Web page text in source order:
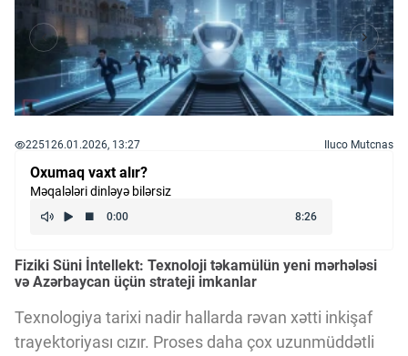
İnnovasiya və Startaplar
Robot və Cihazlar
Kriptovalyuta
İSTIFADƏ ŞƏRTLƏRİ
2251 26.01.2026, 13:27 Iluco Mutcnas
Oxumaq vaxt alır?
Məqalələri dinləyə bilərsiz
Fiziki Süni İntellekt: Texnoloji təkamülün yeni mərhələsi
və Azərbaycan üçün strateji imkanlar
Texnologiya tarixi nadir hallarda rəvan xətti inkişaf
trayektoriyası cızır. Proses daha çox uzunmüddətli